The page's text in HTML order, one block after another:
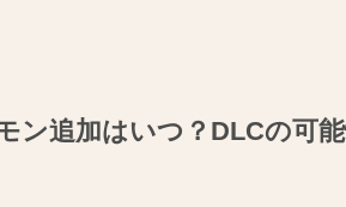
ン追加はいつ？DLCの可